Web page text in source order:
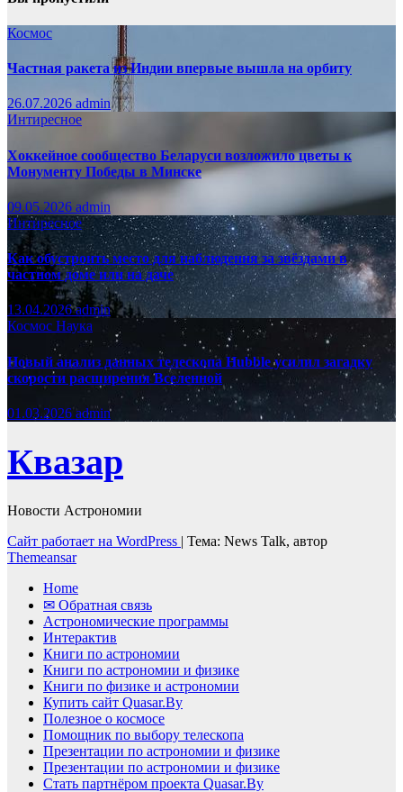
Космос
Частная ракета из Индии впервые вышла на орбиту
26.07.2026 admin
Интиресное
Хоккейное сообщество Беларуси возложило цветы к
Монументу Победы в Минске
09.05.2026 admin
Интиресное
Как обустроить место для наблюдения за звёздами в
частном доме или на даче
13.04.2026admin
Космос Наука
Новый анализ данных телескопа Hubble усилил загадку
скорости расширения Вселенной
01.03.2026admin
Квазар
Новости Астрономии
Сайт работает на WordPress | Тема: News Talk, автор
Themeansar
Home
✉ Обратная связь
Астрономические программы
Интерактив
Книги по астрономии
Книги по астрономии и физике
Книги по физике и астрономии
Купить сайт Quasar.By
Полезное о космосе
Помощник по выбору телескопа
Презентации по астрономии и физике
Презентации по астрономии и физике
Стать партнёром проекта Quasar.By